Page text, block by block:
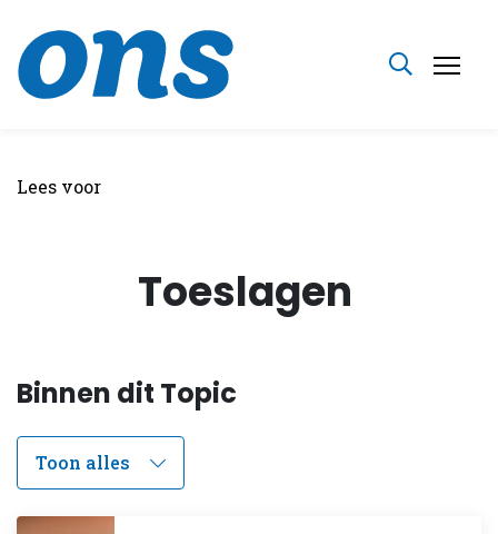
Lees voor
Toeslagen
Binnen dit Topic